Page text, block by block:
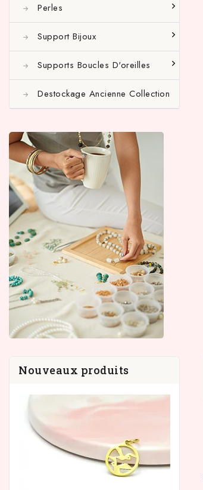
Perles
Argent
Support Bijoux
Supports Boucles D'oreilles
Destockage Ancienne Collection
Nouveaux produits